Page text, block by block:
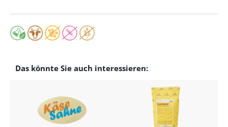
Das könnte Sie auch interessieren: